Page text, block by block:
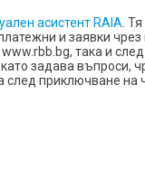
асистент RAIA .
и заявки
така и
задава
след приключване